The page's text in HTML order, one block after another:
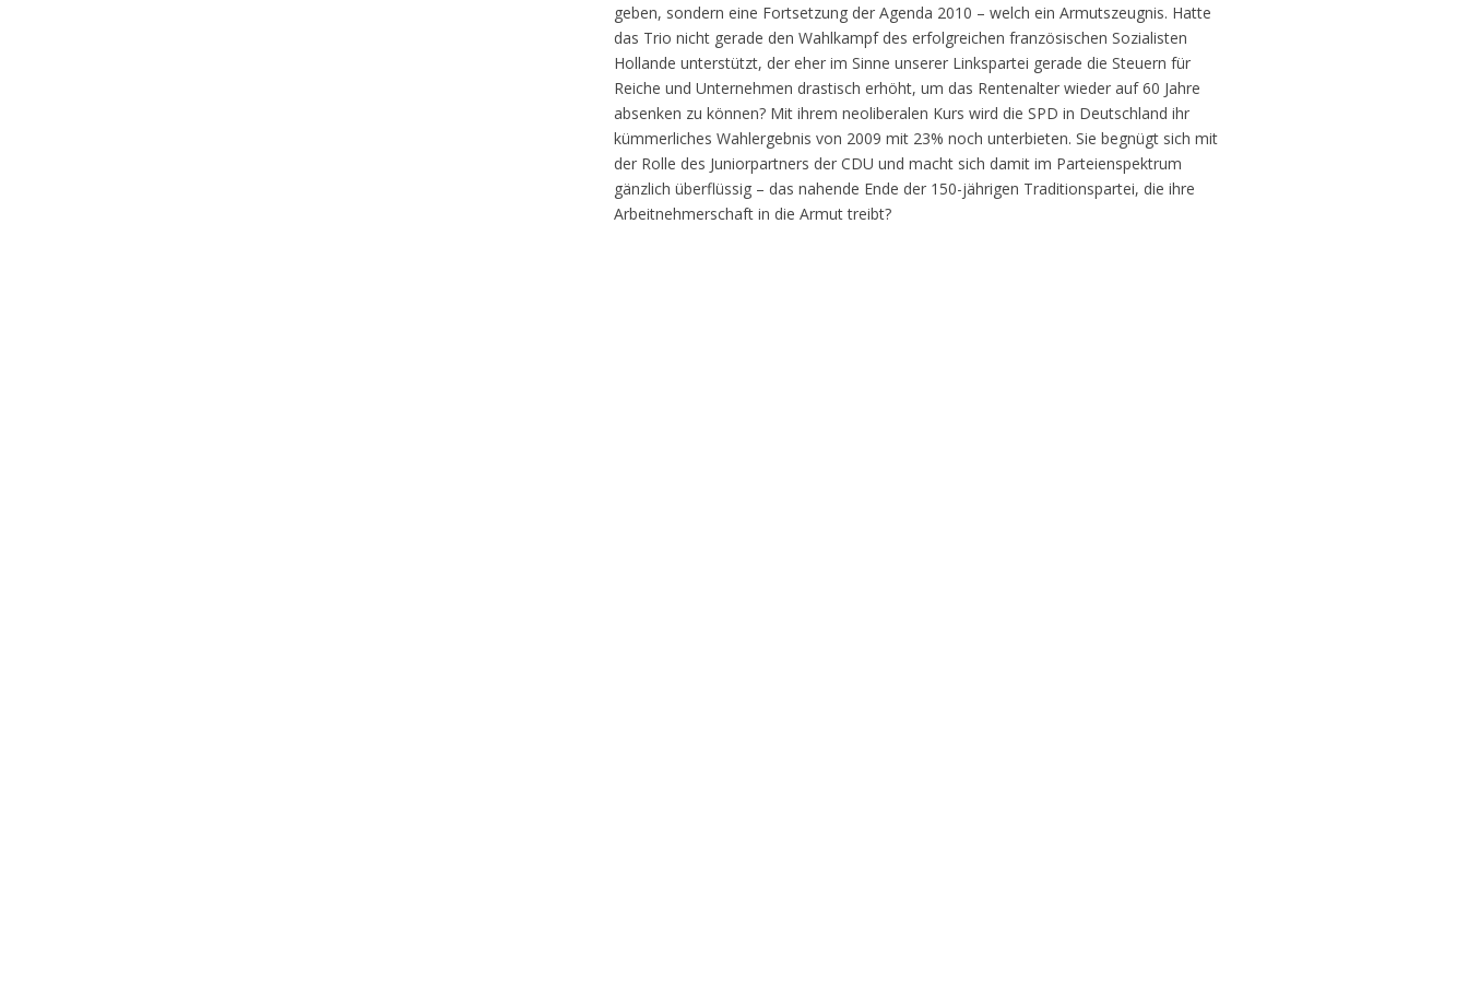
geben, sondern eine Fortsetzung der Agenda 2010 – welch ein Armutszeugnis. Hatte
das Trio nicht gerade den Wahlkampf des erfolgreichen französischen Sozialisten
Hollande unterstützt, der eher im Sinne unserer Linkspartei gerade die Steuern für
Reiche und Unternehmen drastisch erhöht, um das Rentenalter wieder auf 60 Jahre
absenken zu können? Mit ihrem neoliberalen Kurs wird die SPD in Deutschland ihr
kümmerliches Wahlergebnis von 2009 mit 23% noch unterbieten. Sie begnügt sich mit
der Rolle des Juniorpartners der CDU und macht sich damit im Parteienspektrum
gänzlich überflüssig – das nahende Ende der 150-jährigen Traditionspartei, die ihre
Arbeitnehmerschaft in die Armut treibt?